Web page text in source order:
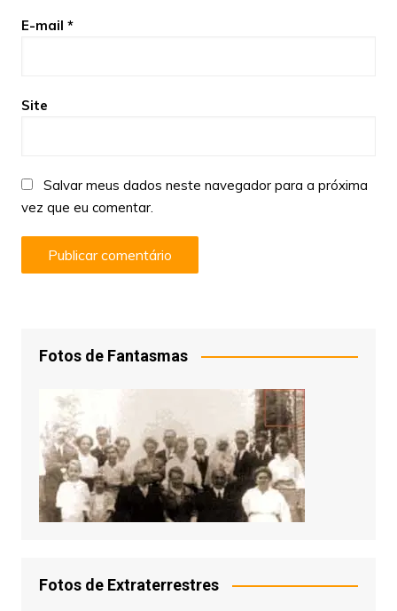
E-mail *
Site
Salvar meus dados neste navegador para a próxima
vez que eu comentar.
Fotos de Fantasmas
Fotos de Extraterrestres